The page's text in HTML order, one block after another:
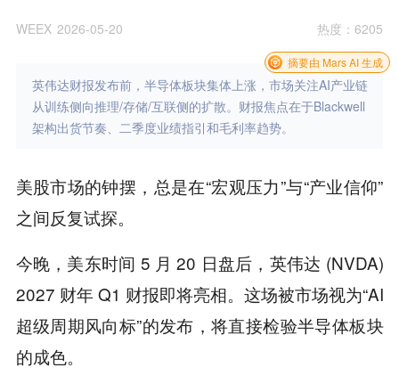
WEEX 2026-05-20 热度 ：6205
英伟达财报发布前，半导体板块集体上涨，市场关注AI产业链
从训练侧向推理/存储/互联侧的扩散。财报焦点在于Blackwell
架构出货节奏、二季度业绩指引和毛利率趋势。
摘要由 Mars AI 生成
美股市场的钟摆，总是在“宏观压力”与“产业信仰”
之间反复试探。
今晚，美东时间 5 月 20 日盘后，英伟达 (NVDA)
2027 财年 Q1 财报即将亮相。这场被市场视为“AI
超级周期风向标”的发布，将直接检验半导体板块
的成色。